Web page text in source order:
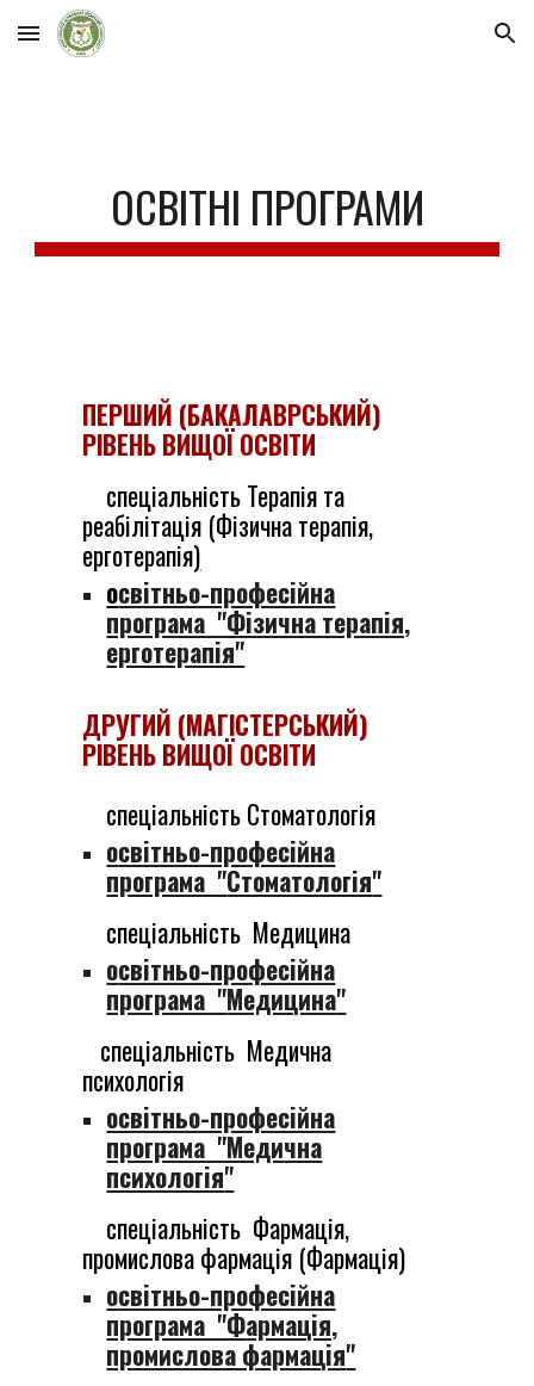
Skip to main content Skip to navigation
ОСВІТНІ ПРОГРАМИ
ПЕРШИЙ (БАКАЛАВРСЬКИЙ)
РІВЕНЬ ВИЩОЇ ОСВІТИ
спеціальністьТерапія та
реабілітація (Фізичнатерапія,
ерготерапія)
освітньо-професійна
програма "Фізична терапія,
ерготерапія"
ДРУГИЙ (МАГІСТЕРСЬКИЙ)
РІВЕНЬ ВИЩОЇ ОСВІТИ
спеціальність Стоматологія
освітньо-професійна
програма "Стоматологія"
спеціальність Медицина
освітньо-професійна
програма "Медицина"
спеціальність Медична
психологія
освітньо-професійна
програма "Медична
психологія"
спеціальність Фармація,
промислова фармація (Фармація)
освітньо-професійна
програма "Фармація,
промислова фармація"